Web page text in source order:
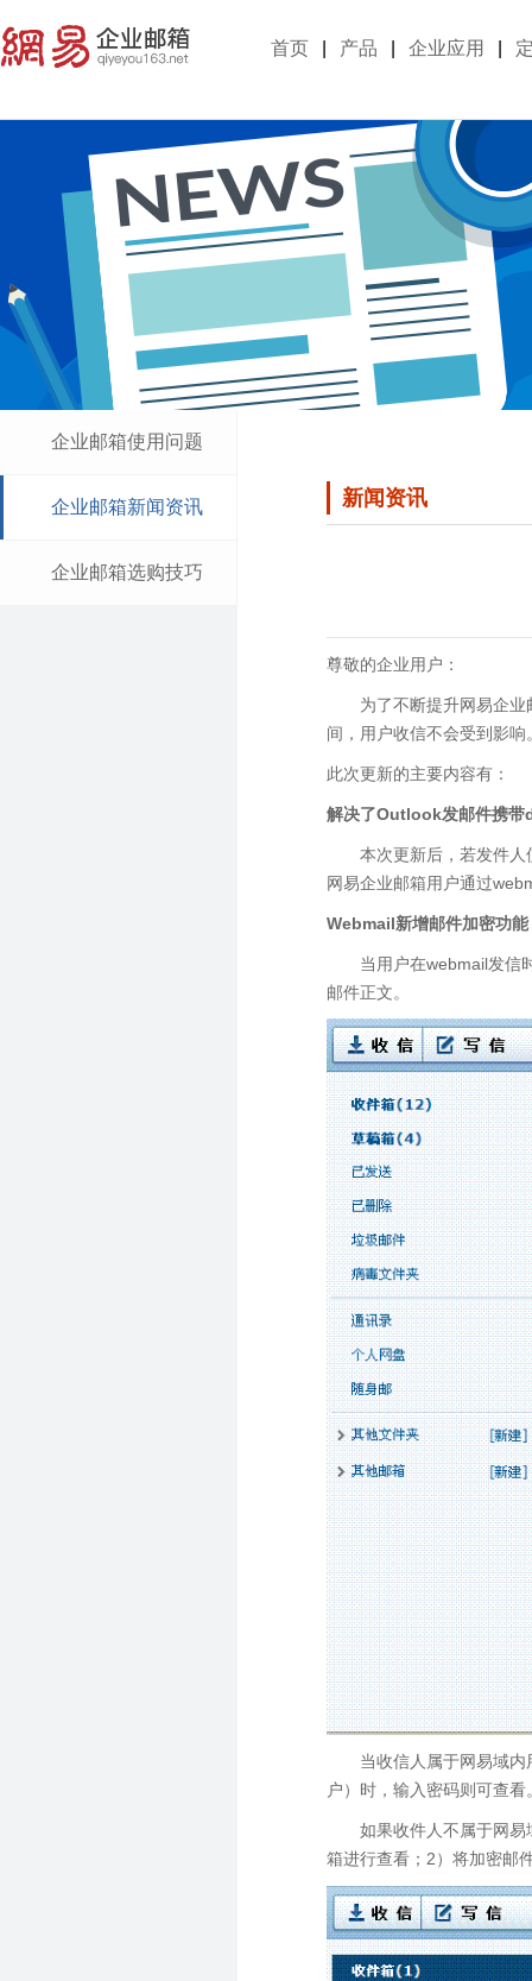
首页 产品 企业应用
企业邮箱使用问题
企业邮箱新闻资讯
企业邮箱选购技巧
新闻资讯
尊敬的企业用户：
为了不断提升网易企
间，用户收信不会受到影响
此次更新的主要内容有：
解决了Outlook发邮件携带
本次更新后，若发件
网易企业邮箱用户通过
Webmail新增邮件加密功能
当用户在webmail发信
邮件正文。
当收信人属于网易域
户）时，输入密码则可查看
如果收件人不属于网
箱进行查看；2）将加密邮